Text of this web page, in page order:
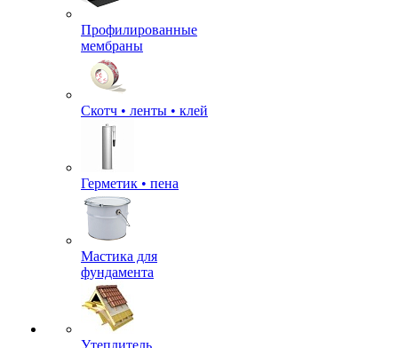
Профилированные
мембраны
Скотч • ленты • клей
Герметик • пена
Мастика для
фундамента
Утеплитель